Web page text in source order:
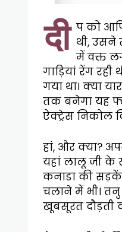
दी प को
थी, उसने
में वक्त
गाड़ियां रेंग रही
गया था। क्या
तक बनेगा यह
ऐक्ट्रेस निकोल
हां, और क्या?
यहां लालू जी के
कनाडा की
चलाने में भी। तनु
खूबसूरत दौड़ती